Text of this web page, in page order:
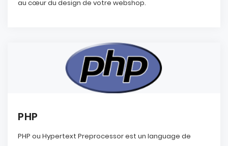
au cœur du design de votre webshop.
PHP
PHP ou Hypertext Preprocessor est un language de